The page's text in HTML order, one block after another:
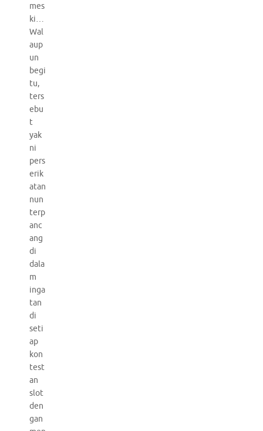
mes
ki…
Wal
aup
un
begi
tu,
ters
ebu
t
yak
ni
pers
erik
atan
nun
terp
anc
ang
di
dala
m
inga
tan
di
seti
ap
kon
test
an
slot
den
gan